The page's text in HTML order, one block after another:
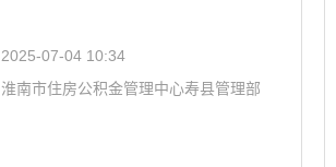
2025-07-04 10:34
淮南市住房公积金管理中心寿县管理部